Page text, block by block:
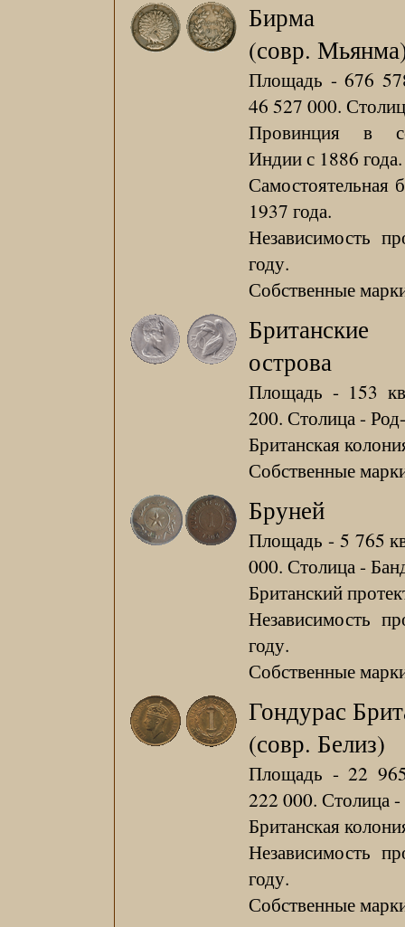
Бирма
(совр.
Площадь - 676
46 527 000.
Провинция в
Индии с 1886 года.
Самостоятельная
1937 года.
Независимость
году.
Собственные
острова
Площадь - 153
200. Столица -
Британская
Собственные
Бруней
Площадь - 5 765
000. Столица -
Британский
Независимость
году.
Собственные
Гондурас
(совр. Белиз)
Площадь - 22
222 000. Столица
Британская
Независимость
году.
Собственные